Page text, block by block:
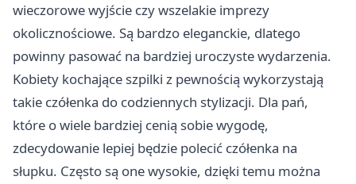
wieczorowe wyjście czy wszelakie imprezy
okolicznościowe. Są bardzo eleganckie, dlatego
powinny pasować na bardziej uroczyste wydarzenia.
Kobiety kochające szpilki z pewnością wykorzystają
takie czółenka do codziennych stylizacji. Dla pań,
które o wiele bardziej cenią sobie wygodę,
zdecydowanie lepiej będzie polecić czółenka na
słupku. Często są one wysokie, dzięki temu można